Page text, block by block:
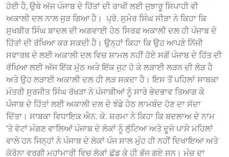
ਹੋਈ ਹੈ, ਉਥੇ ਅੱਜ ਪੰਜਾਬ ਦੇ ਹਿੱਤਾਂ ਦੀ ਰਾਖੀ ਲਈ ਜੁਝਾਰੂ ਸਿਪਾਹੀ ਵੀ
ਅਕਾਲੀ ਦਲ ਨਾਲ ਜੁੜ ਗਿਆ ਹੈ। ਪ੍ਰੋ. ਸੁਮੇਰ ਸਿੰਘ ਸੀੜਾ ਨੇ ਕਿਹਾ ਕਿ
ਸੁਖਬੀਰ ਸਿੰਘ ਬਾਦਲ ਦੀ ਅਗਵਾਈ ਹੇਠ ਸਿਰਫ ਅਕਾਲੀ ਦਲ ਹੀ ਪੰਜਾਬ ਦੇ
ਹਿੱਤਾਂ ਦੀ ਰੱਖਿਆ ਕਰ ਸਕਦੀ ਹੈ। ਉਨ੍ਹਾਂ ਕਿਹਾ ਕਿ ਉਹ ਆਪਣੇ ਨਿੱਜੀ
ਸਵਾਰਥ ਦੇ ਲਈ ਅਕਾਲੀ ਦਲ ਵਿਚ ਸ਼ਾਮਲ ਨਹੀਂ ਹੋਏ ਸਗੋਂ ਪੰਜਾਬ ਦੇ ਹਿੱਤ ਦੀ
ਰੱਖਿਆ ਲਈ ਅੱਜ ਇੱਕ ਮੁੱਠ ਅਤੇ ਇੱਕ ਜੁਟ ਹੋ ਕੇ ਲੜਾਈ ਲੜਨ ਦੀ ਲੋੜ ਹੈ
ਅਤੇ ਉਹ ਲੜਾਈ ਅਕਾਲੀ ਦਲ ਹੀ ਲੜ ਸਕਦਾ ਹੈ। ਇਸ ਤੋਂ ਪਹਿਲਾਂ ਸਾਬਕਾ
ਮੰਤਰੀ ਸੁਰਜੀਤ ਸਿੰਘ ਰੱਖੜਾ ਨੇ ਪੰਜਾਬੀਆਂ ਨੂੰ ਸਾਰੇ ਭੇਦਭਾਵ ਤਿਆਗ ਕੇ
ਪੰਜਾਬ ਦੇ ਹਿੱਤਾਂ ਲਈ ਅਕਾਲੀ ਦਲ ਦੇ ਝੰਡੇ ਹੇਠ ਲਾਮਬੰਦ ਹੋਣ ਦਾ ਸੱਦਾ
ਦਿੱਤਾ। ਸਾਬਕਾ ਵਿਧਾਇਕ ਐਨ. ਕੇ. ਸ਼ਰਮਾ ਨੇ ਕਿਹਾ ਕਿ ਬਦਲਾਅ ਦੇ ਨਾਮ
’ਤੇ ਵੋਟਾਂ ਮੰਗਣ ਵਾਲਿਆਂ ਪੰਜਾਬ ਦੇ ਲੋਕਾਂ ਨੂੰ ਲੁੱਟਿਆ ਅਤੇ ਦੂਜੇ ਪਾਸੇ ਮਹਿਲਾਂ
ਵਾਲੇ ਹਨ ਜਿਨ੍ਹਾਂ ਨੇ ਪੰਜਾਬ ਦੇ ਲੋਕਾਂ ਪੰਜ ਸਾਲ ਮੁੰਹ ਹੀ ਨਹੀਂ ਦਿਖਾਇਆ ਅਤੇ
ਕੋਰੋਨਾ ਵਰਗੀ ਮਹਾਂਮਾਰੀ ਵਿਚ ਲੋਕਾਂ ਛੱਡ ਕੇ ਹੀ ਭੱਜ ਗਏ ਸਨ। ਮੰਚ ਦਾ